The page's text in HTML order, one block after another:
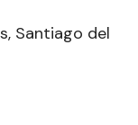
Santiago del